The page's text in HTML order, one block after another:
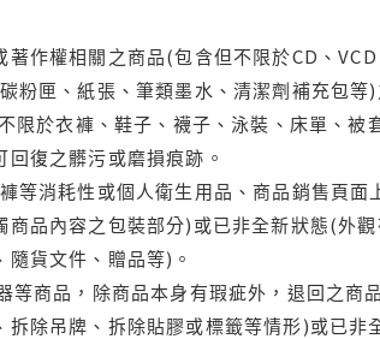
作權相關之商品(包含但不限於CD、
粉匣、紙張、筆類墨水、清潔劑補充包
限於衣褲、鞋子、襪子、泳裝、床單、
復之髒污或磨損痕跡。
等消耗性或個人衛生用品、商品銷售頁
商品內容之包裝部分)或已非全新狀態(外
貨文件、贈品等)。
等商品，除商品本身有瑕疵外，退回之
拆除吊牌、拆除貼膠或標籤等情形)或已